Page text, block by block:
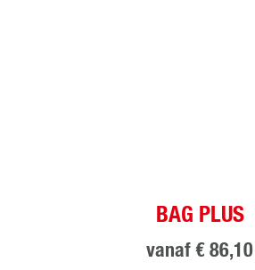
BAG PLUS
vanaf € 86,10